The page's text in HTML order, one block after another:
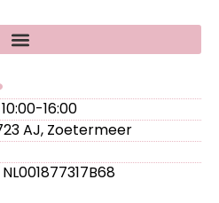
16:00
AJ, Zoetermeer